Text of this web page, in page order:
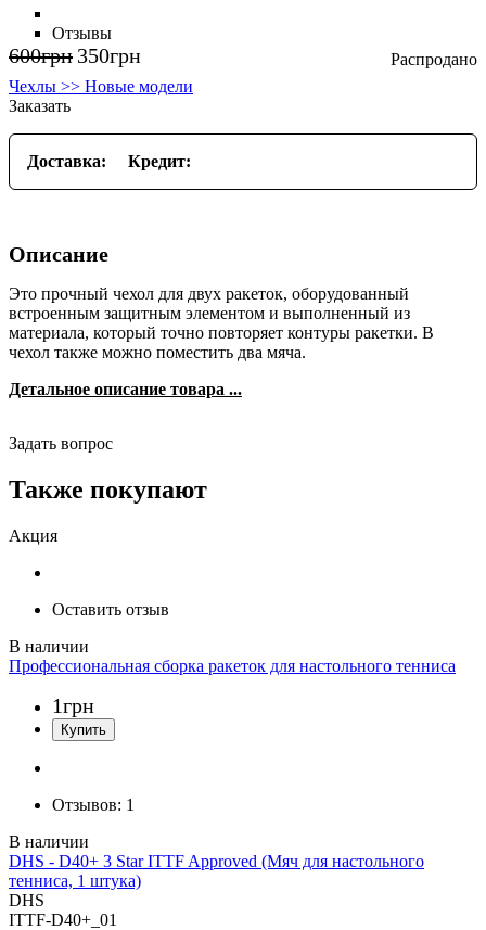
Отзывы
600грн 350грн
Чехлы >> Новые модели
Заказать
Доставка: Кредит:
Описание
Это прочный чехол для двух ракеток, оборудованный
встроенным защитным элементом и выполненный из
материала, который точно повторяет контуры ракетки. В
чехол также можно поместить два мяча.
Детальное описание товара ...
Задать вопрос
Также покупают
Акция
Оставить отзыв
Профессиональная сборка ракеток для настольного тенниса
1грн
Отзывов: 1
DHS - D40+ 3 Star ITTF Approved (Мяч для настольного
тенниса, 1 штука)
DHS
ITTF-D40+_01